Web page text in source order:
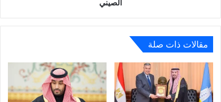
الصيني
مقالات ذات صلة